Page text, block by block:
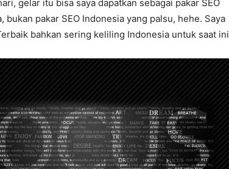
gelar itu bisa saya dapatkan sebagai pakar SEO
pakar SEO Indonesia yang palsu, hehe. Saya
bahkan sering keliling Indonesia untuk saat ini